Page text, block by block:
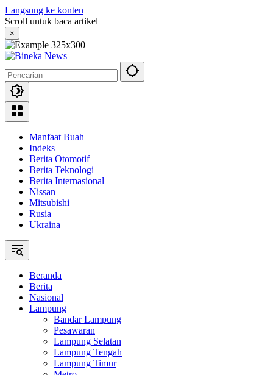
Langsung ke konten
Scroll untuk baca artikel
×
Manfaat Buah
Indeks
Berita Otomotif
Berita Teknologi
Berita Internasional
Nissan
Mitsubishi
Rusia
Ukraina
Beranda
Berita
Nasional
Lampung
Bandar Lampung
Pesawaran
Lampung Selatan
Lampung Tengah
Lampung Timur